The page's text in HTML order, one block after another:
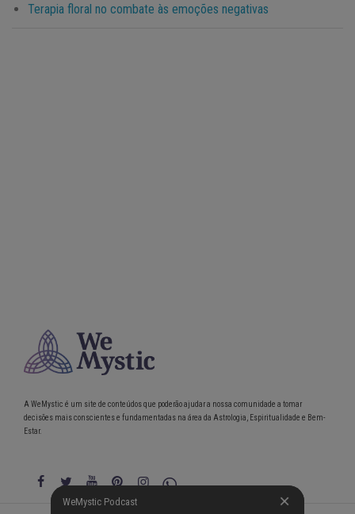
Terapia floral no combate às emoções negativas
WeMystic Podcast
A WeMystic é um site de conteúdos que poderão ajudar a nossa comunidade a tomar
decisões mais conscientes e fundamentadas na área da Astrologia, Espiritualidade e Bem-
Estar.
WeMystic Podcast